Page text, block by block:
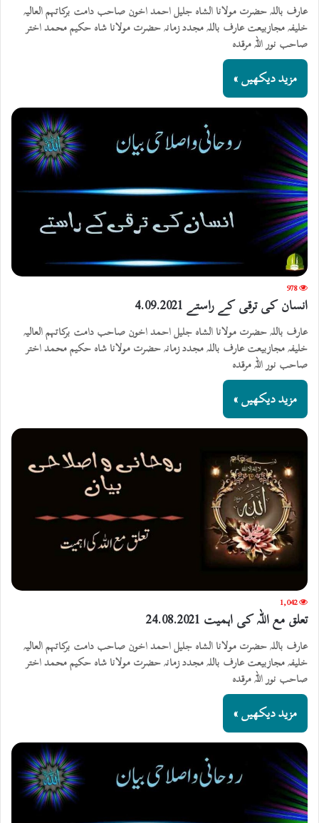
عارف باللہ حضرت مولانا الشاہ جلیل احمد اخون صاحب دامت برکاتہم العالیہ
خلیفہ مجازبیعت عارف باللہ مجدد زمانہ حضرت مولانا شاہ حکیم محمد اختر
صاحب نور اللہ مرقدہ
مزید دیکھیں »
978
انسان کی ترقی کے راستے 4.09.2021
عارف باللہ حضرت مولانا الشاہ جلیل احمد اخون صاحب دامت برکاتہم العالیہ
خلیفہ مجازبیعت عارف باللہ مجدد زمانہ حضرت مولانا شاہ حکیم محمد اختر
صاحب نور اللہ مرقدہ
مزید دیکھیں »
1,042
تعلق مع اللہ کی اہمیت 24.08.2021
عارف باللہ حضرت مولانا الشاہ جلیل احمد اخون صاحب دامت برکاتہم العالیہ
خلیفہ مجازبیعت عارف باللہ مجدد زمانہ حضرت مولانا شاہ حکیم محمد اختر
صاحب نور اللہ مرقدہ
مزید دیکھیں »